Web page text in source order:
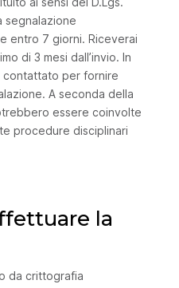
segnalazione
entro 7 giorni. Riceverai
di 3 mesi dall’invio. In
contattato per fornire
A seconda della
essere coinvolte
procedure disciplinari
la
da crittografia